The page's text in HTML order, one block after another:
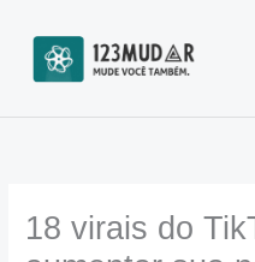
para
conteúdo
18 virais do